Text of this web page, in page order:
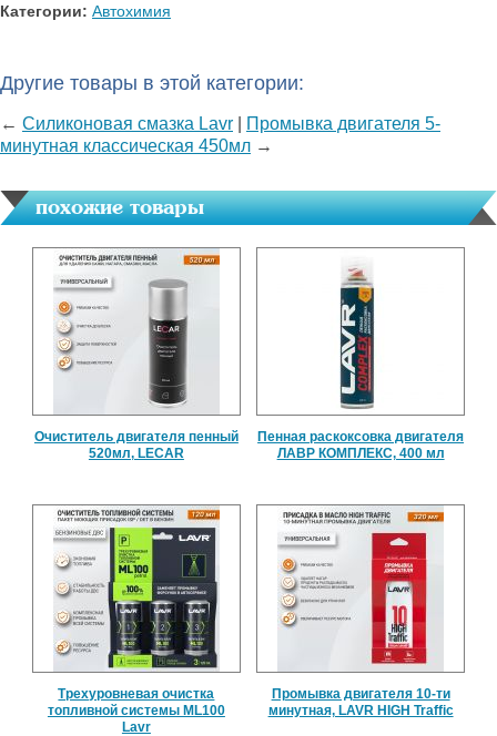
Категории: Автохимия
Другие товары в этой категории:
← Силиконовая смазка Lavr
Промывка двигателя 5-
минутная классическая 450мл →
похожие товары
Очиститель двигателя пенный
520мл, LECAR
Пенная раскоксовка двигателя
ЛАВР КОМПЛЕКС, 400 мл
Трехуровневая очистка
топливной системы ML100
Lavr
Промывка двигателя 10-ти
минутная, LAVR HIGH Traffic